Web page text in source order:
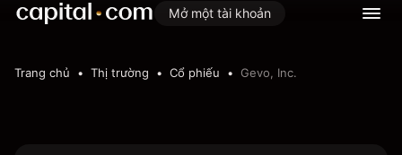
Mở một tài khoản
Trang chủ Thị trường Cổ phiếu Gevo, Inc.